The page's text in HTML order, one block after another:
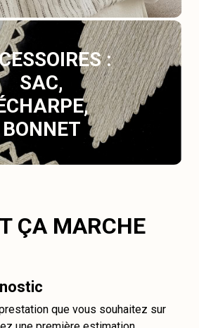
:
SAC,
BONNET
ÇA MARCHE
que vous souhaitez sur